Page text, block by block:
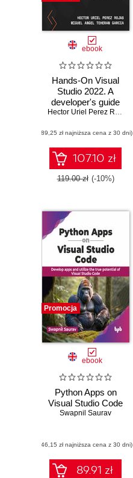
ebook
Hands-On Visual
Studio 2022. A
developer's guide
to new features
with .NET 8 and
VS 2022 for
maximum
productivity -
Second Edition
Hector Uriel Perez Rojas
(89,25 zł najniższa cena z 30 dni)
107.10 zł
119.00 zł (-10%)
Promocja
ebook
Python Apps on
Visual Studio Code
Swapnil Saurav
(46,15 zł najniższa cena z 30 dni)
89.91 zł